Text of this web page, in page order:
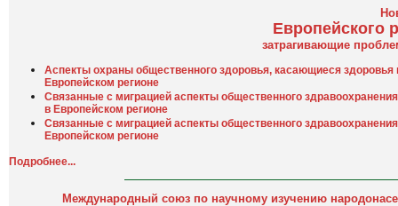
Европейского
затрагивающие
Аспекты охраны общественного здоровья, касающиеся
Европейском регионе
Связанные с миграцией аспекты общественного
в Европейском регионе
Связанные с миграцией аспекты общественного
Европейском регионе
Подробнее...
Международный союз по научному изучению